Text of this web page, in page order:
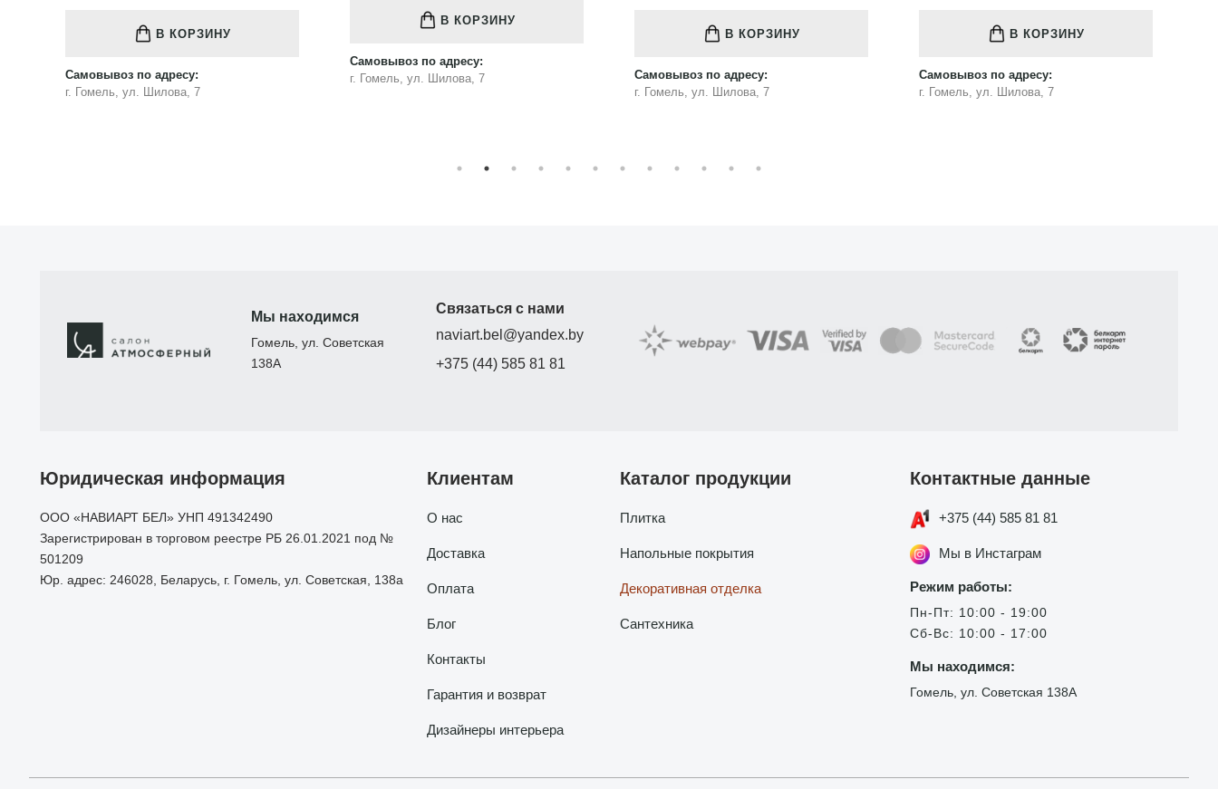
В КОРЗИНУ
Самовывоз по адресу:
г. Гомель, ул. Шилова, 7
В КОРЗИНУ
Самовывоз по адресу:
г. Гомель, ул. Шилова, 7
В КОРЗИНУ
Самовывоз по адресу:
г. Гомель, ул. Шилова, 7
В КОРЗИНУ
Самовывоз по адресу:
г. Гомель, ул. Шилова, 7
Мы находимся
Гомель, ул. Советская
138А
Связаться с нами
naviart.bel@yandex.by
+375 (44) 585 81 81
Юридическая информация
ООО «НАВИАРТ БЕЛ» УНП 491342490
Зарегистрирован в торговом реестре РБ 26.01.2021 под №
501209
Юр. адрес: 246028, Беларусь, г. Гомель, ул. Советская, 138а
Клиентам
О нас
Доставка
Оплата
Блог
Контакты
Гарантия и возврат
Дизайнеры интерьера
Каталог продукции
Плитка
Напольные покрытия
Декоративная отделка
Сантехника
Контактные данные
+375 (44) 585 81 81
Мы в Инстаграм
Режим работы:
Пн-Пт: 10:00 - 19:00
Сб-Вс: 10:00 - 17:00
Мы находимся:
Гомель, ул. Советская 138А